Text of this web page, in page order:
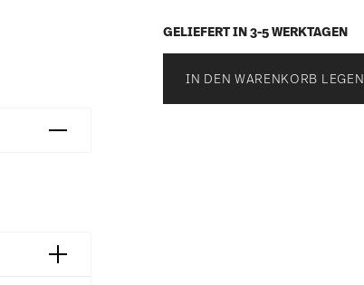
GELIEFERT IN 3-5 WERKTAGEN
IN DEN WARENKORB LEGEN